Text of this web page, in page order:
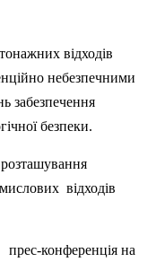
відходів
небезпечними
забезпечення
безпеки.
розташування
відходів
прес-конференція на